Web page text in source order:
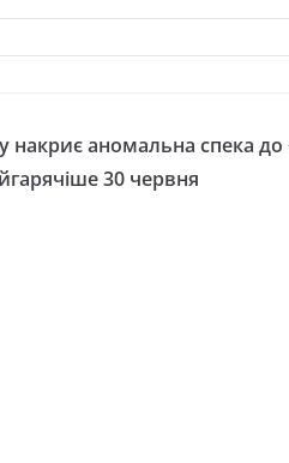
накриє аномальна спека до
30 червня